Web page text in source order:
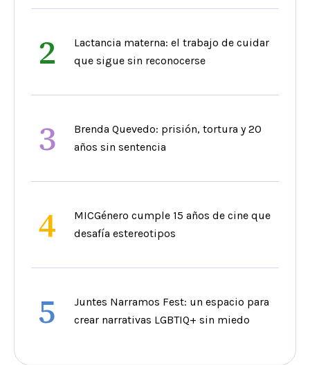
2
Lactancia materna: el trabajo de cuidar
que sigue sin reconocerse
3
Brenda Quevedo: prisión, tortura y 20
años sin sentencia
4
MICGénero cumple 15 años de cine que
desafía estereotipos
5
Juntes Narramos Fest: un espacio para
crear narrativas LGBTIQ+ sin miedo